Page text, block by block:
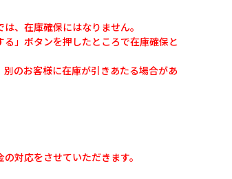
、在庫確保にはなりません。
」ボタンを押したところで在庫確保と
のお客様に在庫が引きあたる場合があ
対応をさせていただきます。